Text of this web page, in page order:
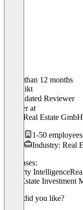
Older than 12 months
Benedikt
Validated Reviewer
Inhaberat
Japes Real Estate GmbH
1-50 employees
Industry: Real
Use cases:
Property Intelligence
Real Estate Investment
What did you like?